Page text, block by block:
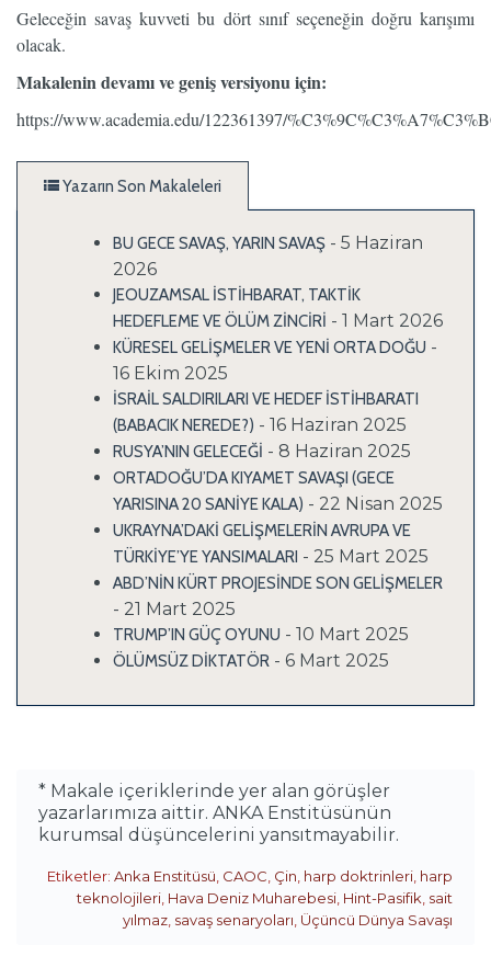
Geleceğin savaş kuvveti bu dört sınıf seçeneğin doğru karışımı
olacak.
Makalenin devamı ve geniş versiyonu için:
https://www.academia.edu/122361397/
Yazarın Son Makaleleri
BU GECE SAVAŞ, YARIN SAVAŞ - 5 Haziran
2026
JEOUZAMSAL İSTİHBARAT, TAKTİK
HEDEFLEME VE ÖLÜM ZİNCİRİ - 1 Mart 2026
KÜRESEL GELİŞMELER VE YENİ ORTA DOĞU -
16 Ekim 2025
İSRAİL SALDIRILARI VE HEDEF İSTİHBARATI
(BABACIK NEREDE?) - 16 Haziran 2025
RUSYA’NIN GELECEĞİ - 8 Haziran 2025
ORTADOĞU’DA KIYAMET SAVAŞI (GECE
YARISINA 20 SANİYE KALA) - 22 Nisan 2025
UKRAYNA’DAKİ GELİŞMELERİN AVRUPA VE
TÜRKİYE’YE YANSIMALARI - 25 Mart 2025
ABD’NİN KÜRT PROJESİNDE SON GELİŞMELER
- 21 Mart 2025
TRUMP’IN GÜÇ OYUNU - 10 Mart 2025
ÖLÜMSÜZ DİKTATÖR - 6 Mart 2025
* Makale içeriklerinde yer alan görüşler
yazarlarımıza aittir. ANKA Enstitüsünün
kurumsal düşüncelerini yansıtmayabilir.
Etiketler: Anka Enstitüsü CAOC Çin harp doktrinleri harp
teknolojileri Hava Deniz Muharebesi Hint-Pasifik sait
yılmaz savaş senaryoları Üçüncü Dünya Savaşı